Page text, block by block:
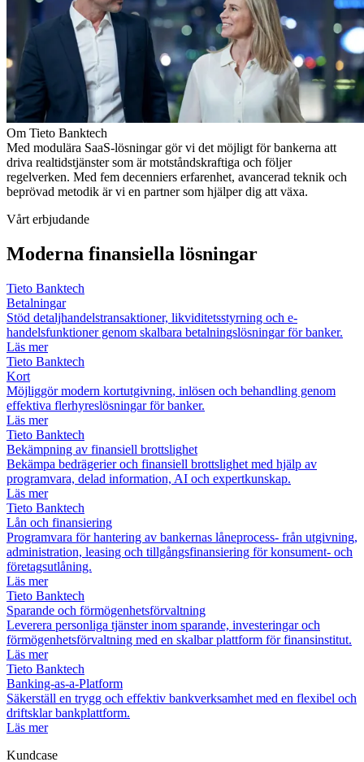
Om Tieto Banktech
Med modulära SaaS-lösningar gör vi det möjligt för bankerna att
driva realtidstjänster som är motståndskraftiga och följer
regelverken. Med fem decenniers erfarenhet, avancerad teknik och
beprövad metodik är vi en partner som hjälper dig att växa.
Vårt erbjudande
Moderna finansiella lösningar
Tieto Banktech
Betalningar
Stöd detaljhandelstransaktioner, likviditetsstyrning och e-
handelsfunktioner genom skalbara betalningslösningar för banker.
Läs mer
Tieto Banktech
Kort
Möjliggör modern kortutgivning, inlösen och behandling genom
effektiva flerhyreslösningar för banker.
Läs mer
Tieto Banktech
Bekämpning av finansiell brottslighet
Bekämpa bedrägerier och finansiell brottslighet med hjälp av
programvara, delad information, AI och expertkunskap.
Läs mer
Tieto Banktech
Lån och finansiering
Programvara för hantering av bankernas låneprocess- från utgivning,
administration, leasing och tillgångsfinansiering för konsument- och
företagsutlåning.
Läs mer
Tieto Banktech
Sparande och förmögenhetsförvaltning
Leverera personliga tjänster inom sparande, investeringar och
förmögenhetsförvaltning med en skalbar plattform för finansinstitut.
Läs mer
Tieto Banktech
Banking-as-a-Platform
Säkerställ en trygg och effektiv bankverksamhet med en flexibel och
driftsklar bankplattform.
Läs mer
Kundcase